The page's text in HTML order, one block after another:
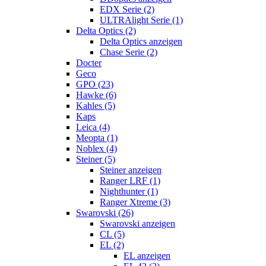
EDX Serie (2)
ULTRAlight Serie (1)
Delta Optics (2)
Delta Optics anzeigen
Chase Serie (2)
Docter
Geco
GPO (23)
Hawke (6)
Kahles (5)
Kaps
Leica (4)
Meopta (1)
Noblex (4)
Steiner (5)
Steiner anzeigen
Ranger LRF (1)
Nighthunter (1)
Ranger Xtreme (3)
Swarovski (26)
Swarovski anzeigen
CL (5)
EL (2)
EL anzeigen